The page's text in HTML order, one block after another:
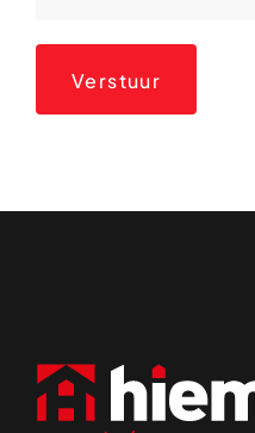
Verstuur